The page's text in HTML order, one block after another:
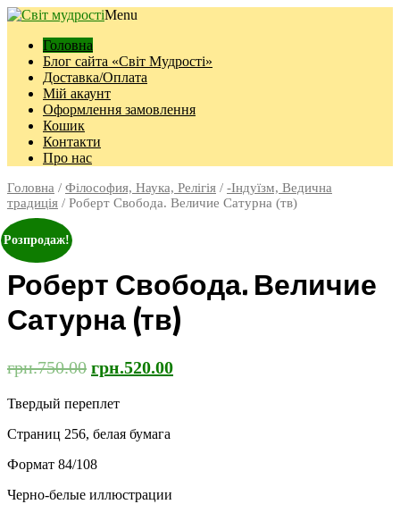
Menu
Головна
Блог сайта «Світ Мудрості»
Доставка/Оплата
Мій акаунт
Оформлення замовлення
Кошик
Контакти
Про нас
Головна / Філософия, Наука, Релігія / -Індуїзм, Ведична
традиція / Роберт Свобода. Величие Сатурна (тв)
Розпродаж!
Роберт Свобода. Величие
Сатурна (тв)
грн.750.00 грн.520.00
Твердый переплет
Страниц 256, белая бумага
Формат 84/108
Черно-белые иллюстрации